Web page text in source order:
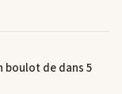
boulot de dans 5